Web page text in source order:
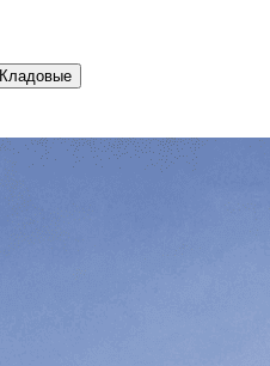
Кладовые